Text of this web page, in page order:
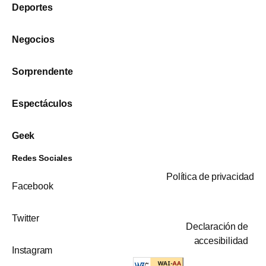
Deportes
Negocios
Sorprendente
Espectáculos
Geek
Redes Sociales
Facebook
Twitter
Instagram
Política de privacidad
Declaración de
accesibilidad